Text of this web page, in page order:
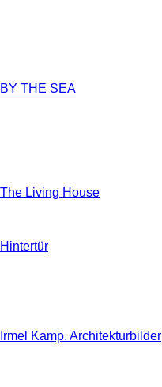
BY THE SEA
The Living House
Hintertür
Irmel Kamp. Architekturbilder